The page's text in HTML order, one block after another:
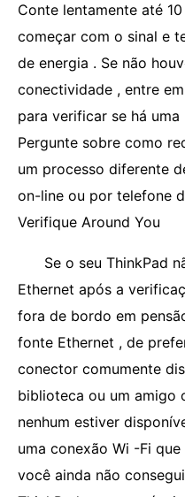
Conte lentamente até
começar com o sinal e
de energia . Se não
conectividade , entre
para verificar se há
Pergunte sobre como
um processo diferente
on-line ou por telefone
Verifique Around You
Se o seu ThinkPad
Ethernet após a
fora de bordo em
fonte Ethernet , de
conector comumente
biblioteca ou um amigo
nenhum estiver
uma conexão Wi -Fi
você ainda não